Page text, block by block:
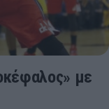
με